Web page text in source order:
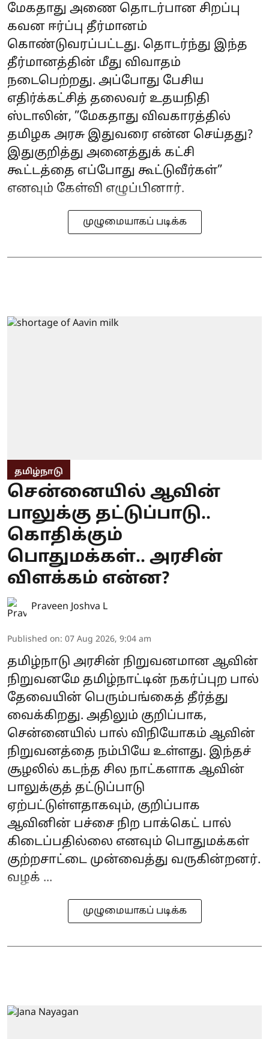
மேகதாது அணை தொடர்பான சிறப்பு
கவன ஈர்ப்பு தீர்மானம்
கொண்டுவரப்பட்டது. தொடர்ந்து இந்த
தீர்மானத்தின் மீது விவாதம்
நடைபெற்றது. அப்போது பேசிய
எதிர்க்கட்சித் தலைவர் உதயநிதி
ஸ்டாலின், ”மேகதாது விவகாரத்தில்
தமிழக அரசு இதுவரை என்ன செய்தது?
இதுகுறித்து அனைத்துக் கட்சி
கூட்டத்தை எப்போது கூட்டுவீர்கள்”
எனவும் கேள்வி எழுப்பினார்.
முழுமையாகப் படிக்க
தமிழ்நாடு
சென்னையில் ஆவின்
பாலுக்கு தட்டுப்பாடு..
கொதிக்கும்
பொதுமக்கள்.. அரசின்
விளக்கம் என்ன?
Praveen Joshva L
Published on: 07 Aug 2026, 9:04 am
தமிழ்நாடு அரசின் நிறுவனமான ஆவின்
நிறுவனமே தமிழ்நாட்டின் நகர்ப்புற பால்
தேவையின் பெரும்பங்கைத் தீர்த்து
வைக்கிறது. அதிலும் குறிப்பாக,
சென்னையில் பால் விநியோகம் ஆவின்
நிறுவனத்தை நம்பியே உள்ளது. இந்தச்
சூழலில் கடந்த சில நாட்களாக ஆவின்
பாலுக்குத் தட்டுப்பாடு
ஏற்பட்டுள்ளதாகவும், குறிப்பாக
ஆவினின் பச்சை நிற‌ பாக்கெட் பால்
கிடைப்பதில்லை எனவும் பொதுமக்கள்
குற்றசாட்டை முன்வைத்து வருகின்றனர்.
வழக் ...
முழுமையாகப் படிக்க